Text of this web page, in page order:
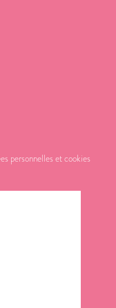
personnelles et cookies